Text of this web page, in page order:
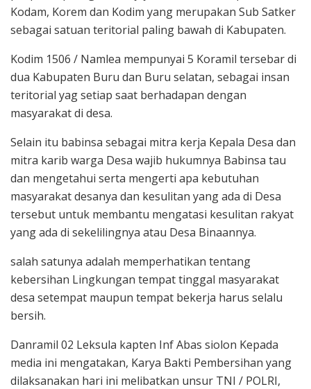
Kodam, Korem dan Kodim yang merupakan Sub Satker
sebagai satuan teritorial paling bawah di Kabupaten.
Kodim 1506 / Namlea mempunyai 5 Koramil tersebar di
dua Kabupaten Buru dan Buru selatan, sebagai insan
teritorial yag setiap saat berhadapan dengan
masyarakat di desa.
Selain itu babinsa sebagai mitra kerja Kepala Desa dan
mitra karib warga Desa wajib hukumnya Babinsa tau
dan mengetahui serta mengerti apa kebutuhan
masyarakat desanya dan kesulitan yang ada di Desa
tersebut untuk membantu mengatasi kesulitan rakyat
yang ada di sekelilingnya atau Desa Binaannya.
salah satunya adalah memperhatikan tentang
kebersihan Lingkungan tempat tinggal masyarakat
desa setempat maupun tempat bekerja harus selalu
bersih.
Danramil 02 Leksula kapten Inf Abas siolon Kepada
media ini mengatakan, Karya Bakti Pembersihan yang
dilaksanakan hari ini melibatkan unsur TNI / POLRI,